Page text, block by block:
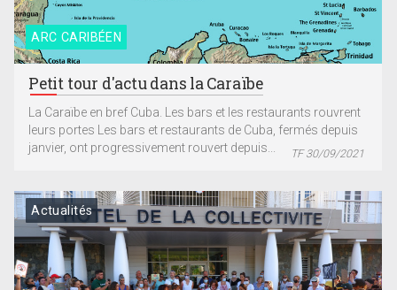
ARC CARIBÉEN
Petit tour d'actu dans la Caraïbe
La Caraïbe en bref Cuba. Les bars et les restaurants rouvrent
leurs portes Les bars et restaurants de Cuba, fermés depuis
janvier, ont progressivement rouvert depuis...
TF 30/09/2021
Actualités